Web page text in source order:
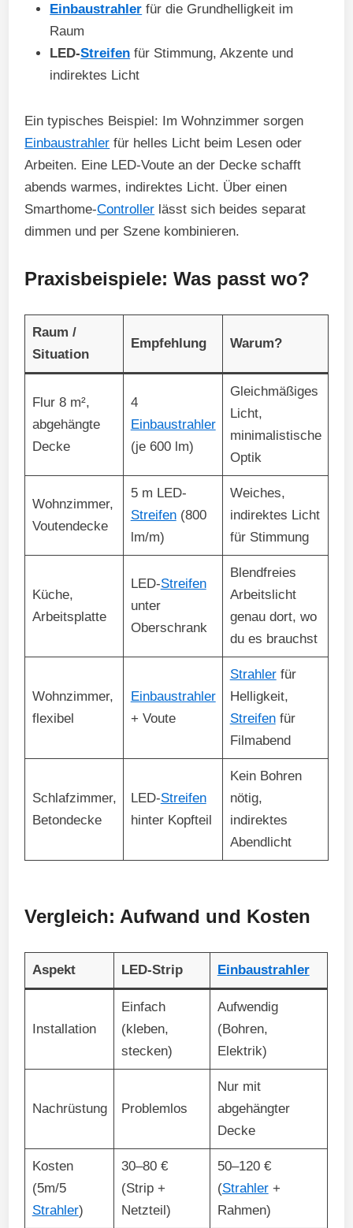
Einbaustrahler für die Grundhelligkeit im
Raum
LED-Streifen für Stimmung, Akzente und
indirektes Licht
Ein typisches Beispiel: Im Wohnzimmer sorgen
Einbaustrahler für helles Licht beim Lesen oder
Arbeiten. Eine LED-Voute an der Decke schafft
abends warmes, indirektes Licht. Über einen
Smarthome-Controller lässt sich beides separat
dimmen und per Szene kombinieren.
Praxisbeispiele: Was passt wo?
Raum /
Situation
Empfehlung Warum?
Flur 8 m²,
abgehängte
Decke
4
Einbaustrahler
(je 600 lm)
Gleichmäßiges
Licht,
minimalistische
Optik
Wohnzimmer,
Voutendecke
5 m LED-
Streifen(800
lm/m)
Weiches,
indirektes Licht
für Stimmung
Küche,
Arbeitsplatte
LED-Streifen
unter
Oberschrank
Blendfreies
Arbeitslicht
genau dort, wo
du es brauchst
Wohnzimmer,
flexibel
Einbaustrahler
+ Voute
Strahlerfür
Helligkeit,
Streifenfür
Filmabend
Schlafzimmer,
Betondecke
LED-Streifen
hinter Kopfteil
Kein Bohren
nötig,
indirektes
Abendlicht
Vergleich: Aufwand und Kosten
Aspekt LED-Strip Einbaustrahler
Installation
Einfach
(kleben,
stecken)
Aufwendig
(Bohren,
Elektrik)
Nachrüstung Problemlos
Nur mit
abgehängter
Decke
Kosten
(5m/5
Strahler)
30–80 €
(Strip +
Netzteil)
50–120 €
(Strahler+
Rahmen)